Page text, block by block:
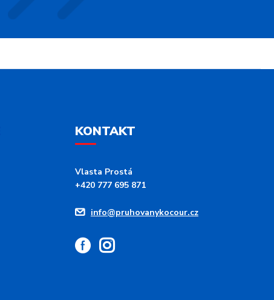
KONTAKT
Vlasta Prostá
+420 777 695 871
info@pruhovanykocour.cz